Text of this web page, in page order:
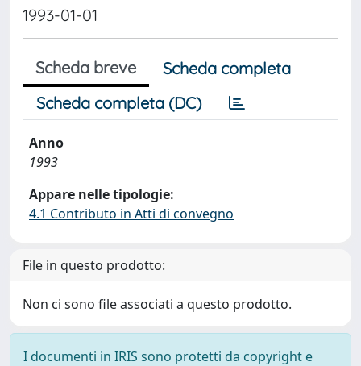
1993-01-01
Scheda breve
Scheda completa
Scheda completa (DC)
Anno
1993
Appare nelle tipologie:
4.1 Contributo in Atti di convegno
File in questo prodotto:
Non ci sono file associati a questo prodotto.
I documenti in IRIS sono protetti da copyright e